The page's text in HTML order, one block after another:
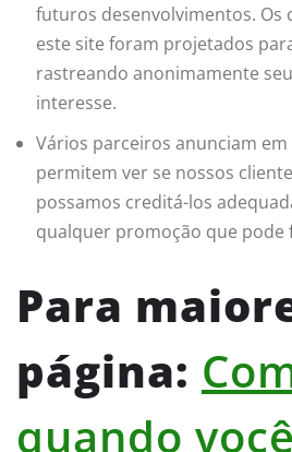
futuros desenvolvimentos.
este site foram projetados
rastreando anonimamente
interesse.
Vários parceiros anunciam
permitem ver se nossos
possamos creditá-los
qualquer promoção que pode
Para
página:
quando